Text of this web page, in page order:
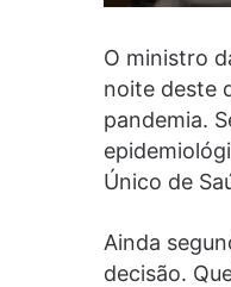
O ministro
noite deste
pandemia.
Único de
Ainda
decisão.